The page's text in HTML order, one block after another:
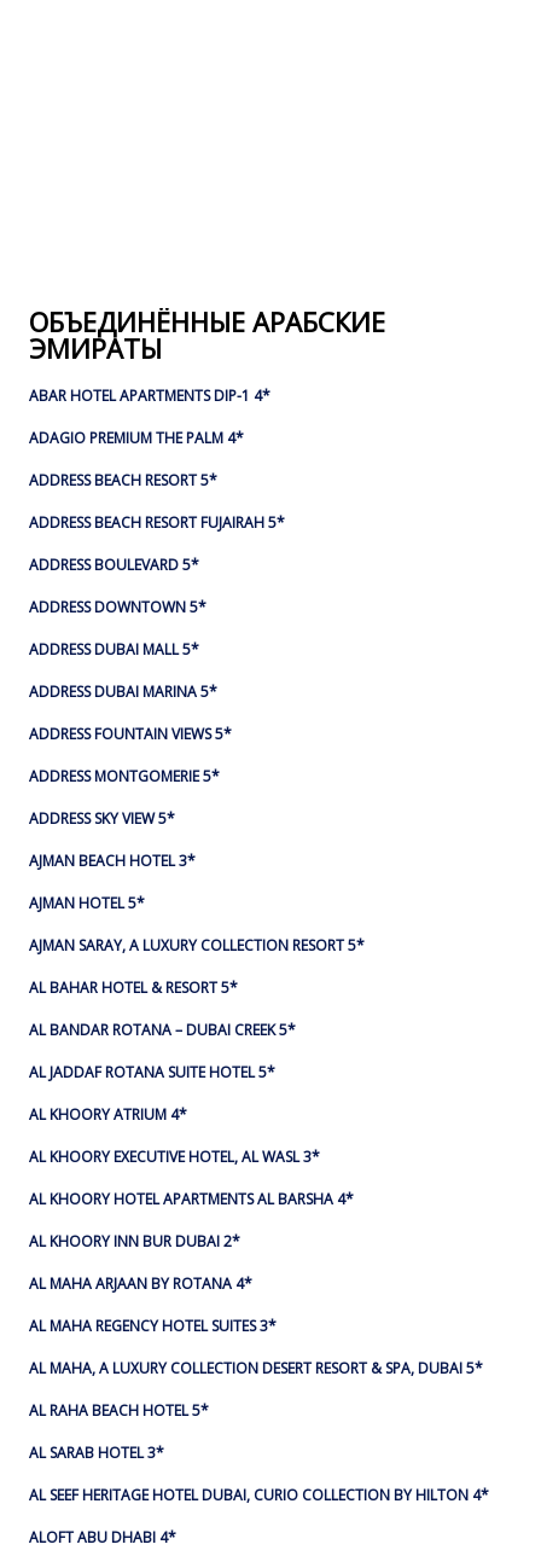
ОБЪЕДИНЁННЫЕ АРАБСКИЕ
ЭМИРАТЫ
ABAR HOTEL APARTMENTS DIP-1 4*
ADAGIO PREMIUM THE PALM 4*
ADDRESS BEACH RESORT 5*
ADDRESS BEACH RESORT FUJAIRAH 5*
ADDRESS BOULEVARD 5*
ADDRESS DOWNTOWN 5*
ADDRESS DUBAI MALL 5*
ADDRESS DUBAI MARINA 5*
ADDRESS FOUNTAIN VIEWS 5*
ADDRESS MONTGOMERIE 5*
ADDRESS SKY VIEW 5*
AJMAN BEACH HOTEL 3*
AJMAN HOTEL 5*
AJMAN SARAY, A LUXURY COLLECTION RESORT 5*
AL BAHAR HOTEL & RESORT 5*
AL BANDAR ROTANA – DUBAI CREEK 5*
AL JADDAF ROTANA SUITE HOTEL 5*
AL KHOORY ATRIUM 4*
AL KHOORY EXECUTIVE HOTEL, AL WASL 3*
AL KHOORY HOTEL APARTMENTS AL BARSHA 4*
AL KHOORY INN BUR DUBAI 2*
AL MAHA ARJAAN BY ROTANA 4*
AL MAHA REGENCY HOTEL SUITES 3*
AL MAHA, A LUXURY COLLECTION DESERT RESORT & SPA, DUBAI 5*
AL RAHA BEACH HOTEL 5*
AL SARAB HOTEL 3*
AL SEEF HERITAGE HOTEL DUBAI, CURIO COLLECTION BY HILTON 4*
ALOFT ABU DHABI 4*